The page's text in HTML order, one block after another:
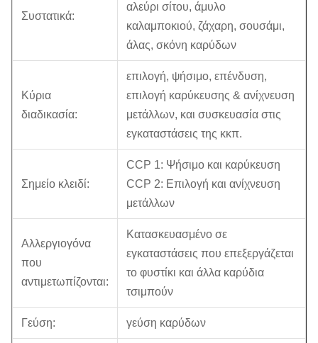
Συστατικά:
αλεύρι σίτου, άμυλο
καλαμποκιού, ζάχαρη, σουσάμι,
άλας, σκόνη καρύδων
Κύρια
διαδικασία:
επιλογή, ψήσιμο, επένδυση,
επιλογή καρύκευσης & ανίχνευση
μετάλλων, και συσκευασία στις
εγκαταστάσεις της κκπ.
Σημείο κλειδί:
CCP 1: Ψήσιμο και καρύκευση
CCP 2: Επιλογή και ανίχνευση
μετάλλων
Αλλεργιογόνα
που
αντιμετωπίζονται:
Κατασκευασμένο σε
εγκαταστάσεις που επεξεργάζεται
το φυστίκι και άλλα καρύδια
τσιμπούν
Γεύση: γεύση καρύδων